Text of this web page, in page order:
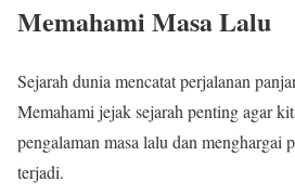
Memahami Masa Lalu
Sejarah dunia mencatat perjalanan
Memahami jejak sejarah penting agar
pengalaman masa lalu dan menghargai
terjadi.